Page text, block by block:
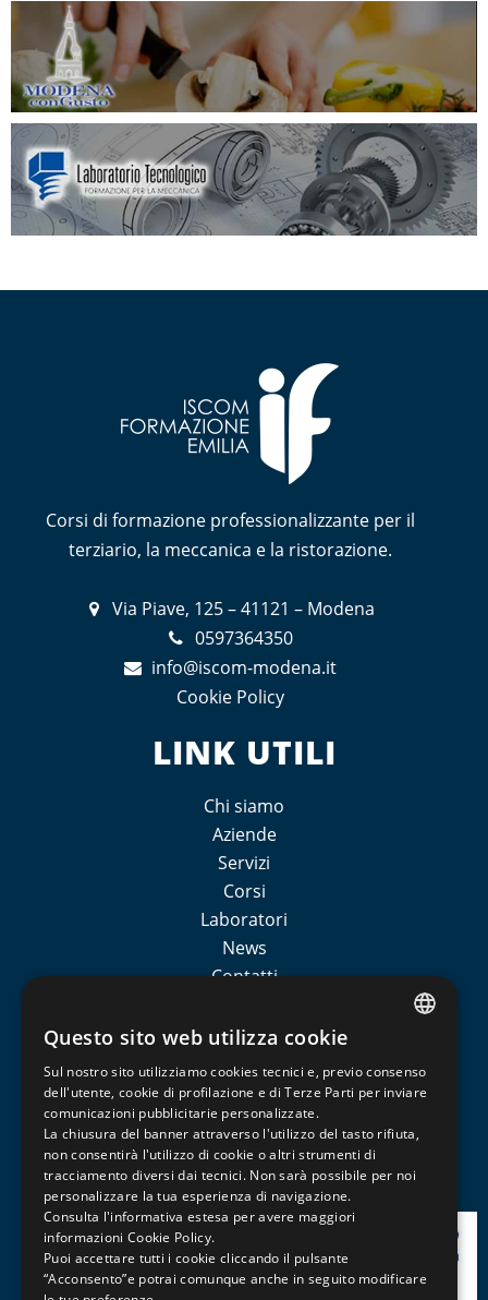
Corsi di formazione professionalizzante per il
terziario, la meccanica e la ristorazione.
Via Piave, 125 – 41121 – Modena
0597364350
info@iscom-modena.it
Cookie Policy
LINK UTILI
Chi siamo
Aziende
Servizi
Corsi
Laboratori
News
Contatti
Iscom formazione
CATEGORIE CORSI
Non sono presenti prodotti per questa categoria
ENGLISH
Questo sito web utilizza cookie
Sul nostro sito utilizziamo cookies tecnici e, previo consenso
dell'utente, cookie di profilazione e di Terze Parti per inviare
comunicazioni pubblicitarie personalizzate.
La chiusura del banner attraverso l'utilizzo del tasto rifiuta,
non consentirà l'utilizzo di cookie o altri strumenti di
tracciamento diversi dai tecnici. Non sarà possibile per noi
personalizzare la tua esperienza di navigazione.
Consulta l'informativa estesa per avere maggiori
informazioni Cookie Policy.
Puoi accettare tutti i cookie cliccando il pulsante
“Acconsento”e potrai comunque anche in seguito modificare